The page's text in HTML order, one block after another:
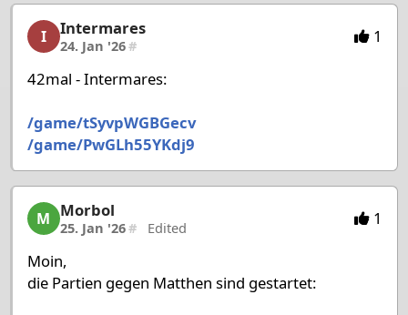
Intermares, 41/53, 24. Jan '26
I Intermares
24. Jan '26# 1
42mal - Intermares:
/game/tSyvpWGBGecv
/game/PwGLh55YKdj9
Morbol, 42/53, 25. Jan '26
M Morbol
25. Jan '26# Edited 1
Moin,
die Partien gegen Matthen sind gestartet: